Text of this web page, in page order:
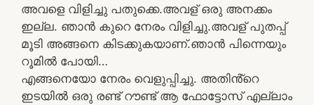
അവളെ വിളിച്ചു പതുക്കെ.അവള് ഒരു അനക്കം
ഇല്ല. ഞാൻ കുറെ നേരം വിളിച്ചു.അവള് പുതപ്പ്
മൂടി അങ്ങനെ കിടക്കുകയാണ്.ഞാൻ പിന്നെയും
റൂമിൽ പോയി…
എങ്ങനെയോ നേരം വെളുപ്പിച്ചു. അതിൻ്റെ
ഇടയിൽ ഒരു രണ്ട് റൗണ്ട് ആ ഫോട്ടോസ് എല്ലാം